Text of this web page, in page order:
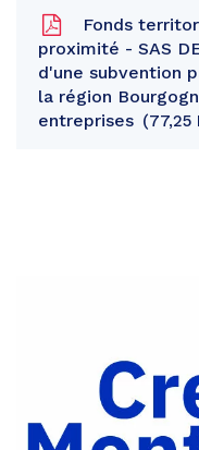
Fonds
proximité - SAS
d'une subvention
la région
entreprises
77,25
Facebook
Partager
Twitter
Partager
par